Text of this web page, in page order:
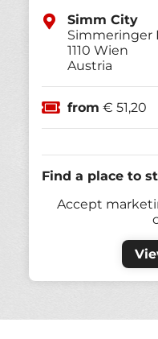
Simm City
Simmeringer
1110 Wien
Austria
from € 51,20
Find a place to
Accept